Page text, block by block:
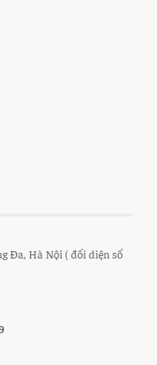
Đa, Hà Nội ( đối diện số